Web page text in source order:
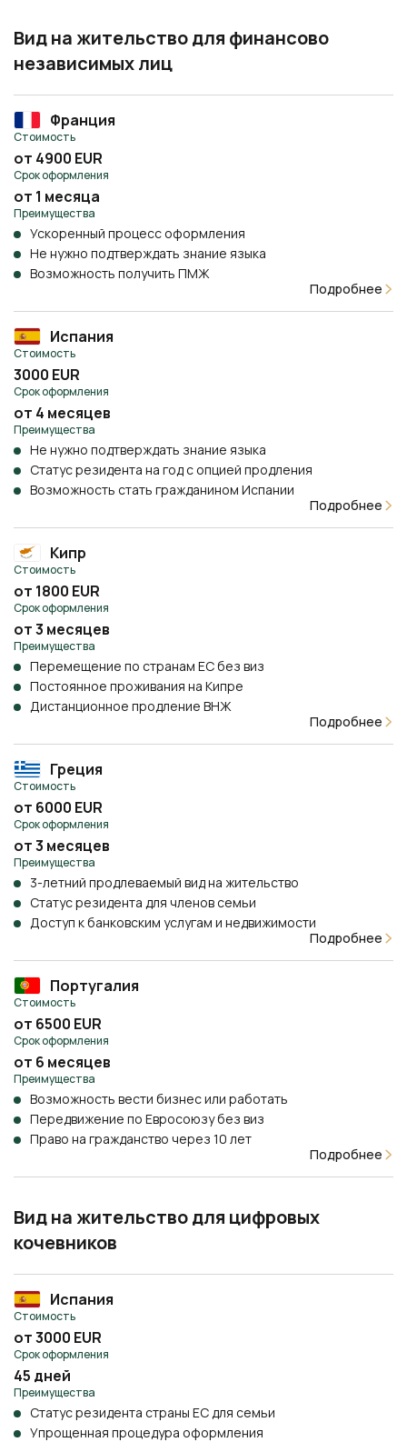
Вид на жительство для финансово
независимых лиц
Франция
Стоимость
от 4900 EUR
Срок оформления
от 1 месяца
Преимущества
Ускоренный процесс оформления
Не нужно подтверждать знание языка
Возможность получить ПМЖ
Подробнее
Испания
Стоимость
3000 EUR
Срок оформления
от 4 месяцев
Преимущества
Не нужно подтверждать знание языка
Статус резидента на год с опцией продления
Возможность стать гражданином Испании
Подробнее
Кипр
Стоимость
от 1800 EUR
Срок оформления
от 3 месяцев
Преимущества
Перемещение по странам ЕС без виз
Постоянное проживания на Кипре
Дистанционное продление ВНЖ
Подробнее
Греция
Стоимость
от 6000 EUR
Срок оформления
от 3 месяцев
Преимущества
3-летний продлеваемый вид на жительство
Статус резидента для членов семьи
Доступ к банковским услугам и недвижимости
Подробнее
Португалия
Стоимость
от 6500 EUR
Срок оформления
от 6 месяцев
Преимущества
Возможность вести бизнес или работать
Передвижение по Евросоюзу без виз
Право на гражданство через 10 лет
Подробнее
Вид на жительство для цифровых
кочевников
Испания
Стоимость
от 3000 EUR
Срок оформления
45 дней
Преимущества
Статус резидента страны ЕС для семьи
Упрощенная процедура оформления